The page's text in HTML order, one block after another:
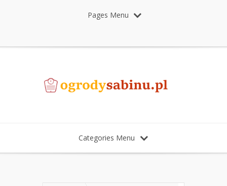
Pages Menu
Categories Menu